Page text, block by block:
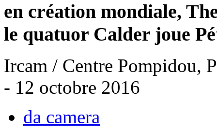
en création mondiale,
le quatuor Calder joue
Ircam / Centre Pompidou,
- 12 octobre 2016
da camera